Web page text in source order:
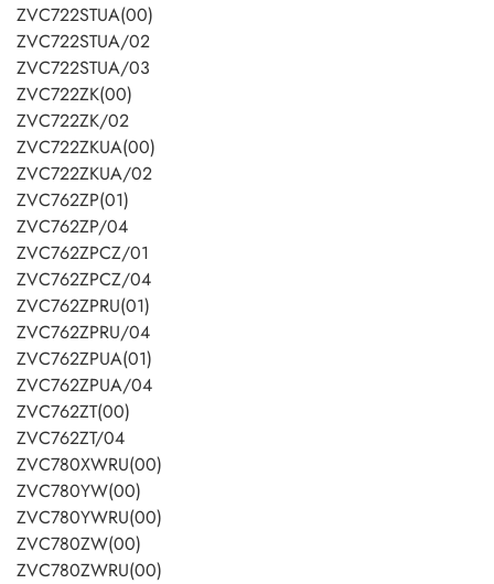
ZVC722STUA(00)
ZVC722STUA/02
ZVC722STUA/03
ZVC722ZK(00)
ZVC722ZK/02
ZVC722ZKUA(00)
ZVC722ZKUA/02
ZVC762ZP(01)
ZVC762ZP/04
ZVC762ZPCZ/01
ZVC762ZPCZ/04
ZVC762ZPRU(01)
ZVC762ZPRU/04
ZVC762ZPUA(01)
ZVC762ZPUA/04
ZVC762ZT(00)
ZVC762ZT/04
ZVC780XWRU(00)
ZVC780YW(00)
ZVC780YWRU(00)
ZVC780ZW(00)
ZVC780ZWRU(00)